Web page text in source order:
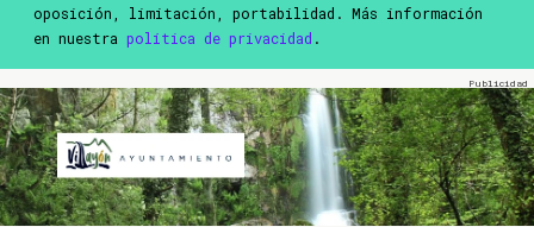
oposición, limitación, portabilidad. Más información
en nuestra política de privacidad .